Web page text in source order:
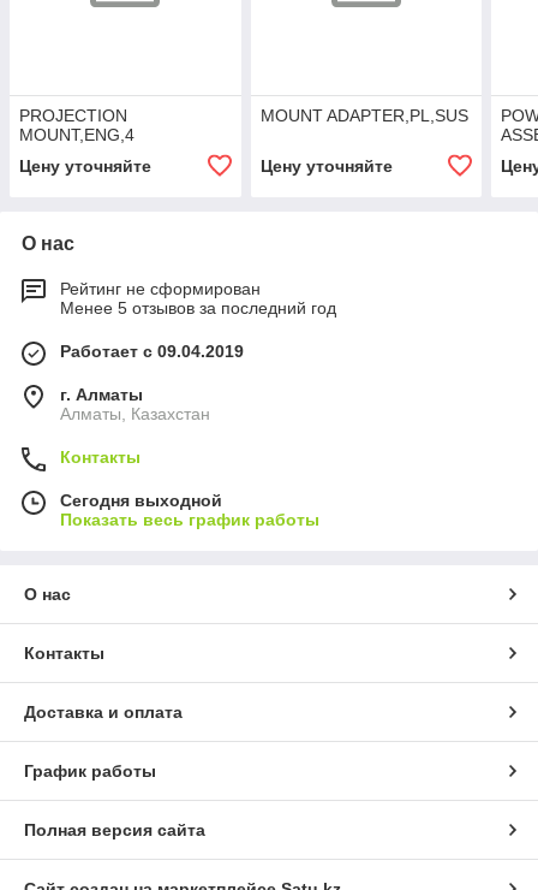
PROJECTION
MOUNT,ENG,4
Цену уточняйте
MOUNT ADAPTER,PL,SUS
Цену уточняйте
О нас
Рейтинг не сформирован
Менее 5 отзывов за последний год
Работает с 09.04.2019
г. Алматы
Алматы, Казахстан
Контакты
Сегодня выходной
Показать весь график работы
О нас
Контакты
Доставка и оплата
График работы
Полная версия сайта